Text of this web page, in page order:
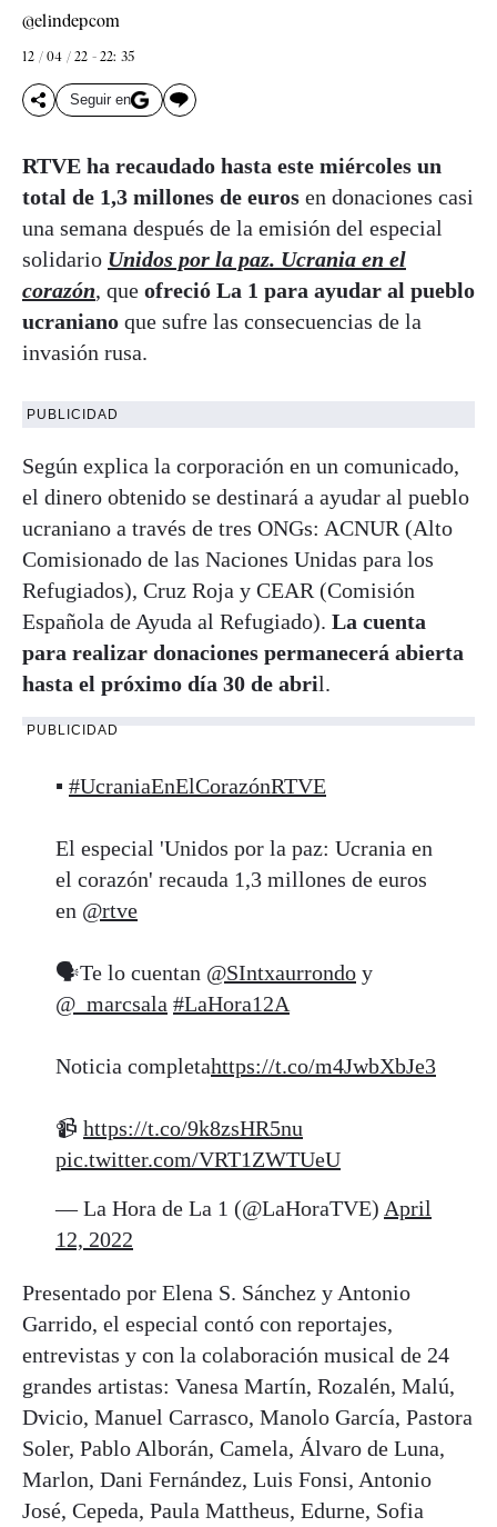
@elindepcom
12 / 04 / 22 - 22: 35
Seguir en
RTVE ha recaudado hasta este miércoles un
total de 1,3 millones de euros en donaciones casi
una semana después de la emisión del especial
solidario Unidos por la paz. Ucrania en el
corazón, que ofreció La 1 para ayudar al pueblo
ucraniano que sufre las consecuencias de la
invasión rusa.
PUBLICIDAD
Según explica la corporación en un comunicado,
el dinero obtenido se destinará a ayudar al pueblo
ucraniano a través de tres ONGs: ACNUR (Alto
Comisionado de las Naciones Unidas para los
Refugiados), Cruz Roja y CEAR (Comisión
Española de Ayuda al Refugiado). La cuenta
para realizar donaciones permanecerá abierta
hasta el próximo día 30 de abril.
PUBLICIDAD
▪️ #UcraniaEnElCorazónRTVE
El especial 'Unidos por la paz: Ucrania en
el corazón' recauda 1,3 millones de euros
en @rtve
🗣️Te lo cuentan @SIntxaurrondo y
@_marcsala #LaHora12A
Noticia completahttps://t.co/m4JwbXbJe3
📹 https://t.co/9k8zsHR5nu
pic.twitter.com/VRT1ZWTUeU
— La Hora de La 1 (@LaHoraTVE) April
12, 2022
Presentado por Elena S. Sánchez y Antonio
Garrido, el especial contó con reportajes,
entrevistas y con la colaboración musical de 24
grandes artistas: Vanesa Martín, Rozalén, Malú,
Dvicio, Manuel Carrasco, Manolo García, Pastora
Soler, Pablo Alborán, Camela, Álvaro de Luna,
Marlon, Dani Fernández, Luis Fonsi, Antonio
José, Cepeda, Paula Mattheus, Edurne, Sofia